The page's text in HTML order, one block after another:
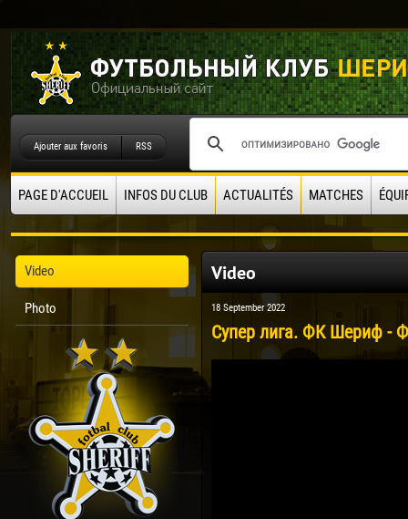
Ajouter aux favoris RSS
PAGE D'ACCUEIL INFOS DU CLUB ACTUALITÉS MATCHES
Video
Photo
Video
18 September 2022
Супер лига. ФК Шериф -